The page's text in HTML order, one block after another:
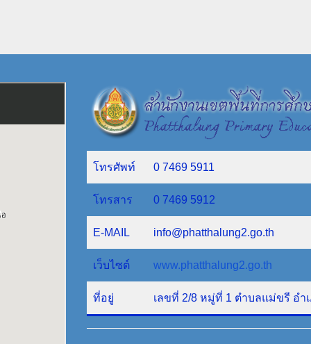
โทรศัพท์ 0 7469 5911
โทรสาร 0 7469 5912
E-MAIL info@phatthalung2.go.th
เว็บไซต์ www.phatthalung2.go.th
ที่อยู่ เลขที่ 2/8 หมู่ที่ 1 ตำบลแม่ขรี อำ